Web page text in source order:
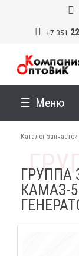
+7 351
Меню
Каталог запчастей
ГРУППА
КАМАЗ-